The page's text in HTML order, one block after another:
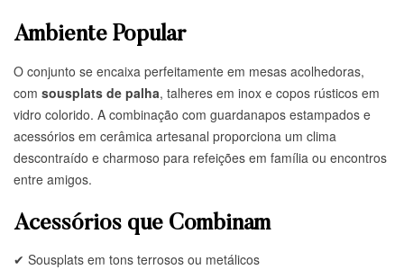
Ambiente Popular
O conjunto se encaixa perfeitamente em mesas acolhedoras,
com sousplats de palha, talheres em inox e copos rústicos em
vidro colorido. A combinação com guardanapos estampados e
acessórios em cerâmica artesanal proporciona um clima
descontraído e charmoso para refeições em família ou encontros
entre amigos.
Acessórios que Combinam
✔ Sousplats em tons terrosos ou metálicos